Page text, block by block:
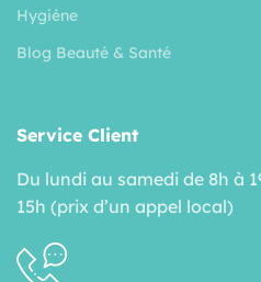
Hygiéne
Blog Beauté & Santé
Service Client
Du lundi au samedi de 8h à
15h (prix d’un appel local)